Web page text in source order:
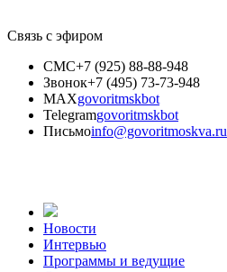
Связь с эфиром
СМС+7 (925) 88-88-948
Звонок+7 (495) 73-73-948
MAXgovoritmskbot
Telegramgovoritmskbot
Письмоinfo@govoritmoskva.ru
Новости
Интервью
Программы и ведущие